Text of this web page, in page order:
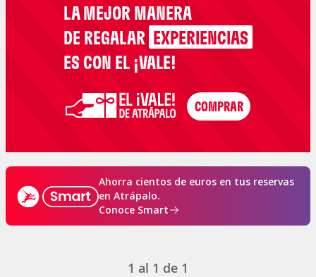
LA MEJOR MANERA
DE REGALAR EXPERIENCIAS
ES CON EL ¡VALE!
Ahorra cientos de euros en tus reservas
en Atrápalo.
Conoce Smart
1 al 1 de 1